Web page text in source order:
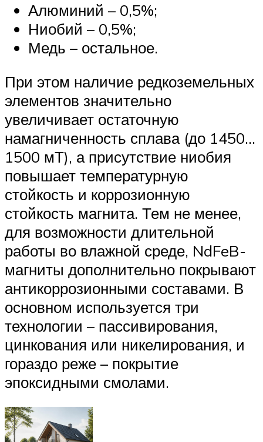
Алюминий – 0,5%;
Ниобий – 0,5%;
Медь – остальное.
При этом наличие редкоземельных
элементов значительно
увеличивает остаточную
намагниченность сплава (до 1450…
1500 мТ), а присутствие ниобия
повышает температурную
стойкость и коррозионную
стойкость магнита. Тем не менее,
для возможности длительной
работы во влажной среде, NdFeB-
магниты дополнительно покрывают
антикоррозионными составами. В
основном используется три
технологии – пассивирования,
цинкования или никелирования, и
гораздо реже – покрытие
эпоксидными смолами.